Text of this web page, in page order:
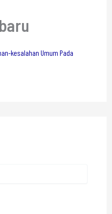
kesalahan Umum Pada